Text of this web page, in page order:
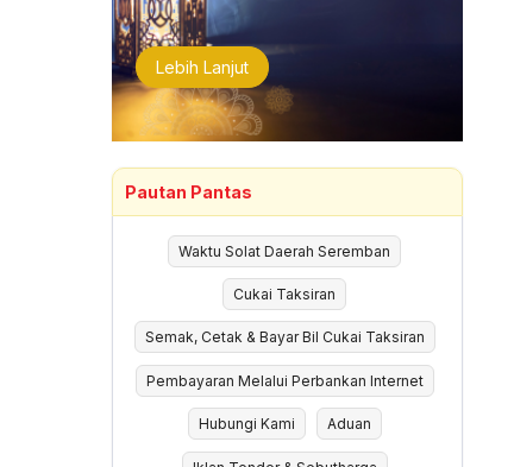
Lebih Lanjut
Pautan Pantas
Waktu Solat Daerah Seremban
Cukai Taksiran
Semak, Cetak & Bayar Bil Cukai Taksiran
Pembayaran Melalui Perbankan Internet
Hubungi Kami Aduan